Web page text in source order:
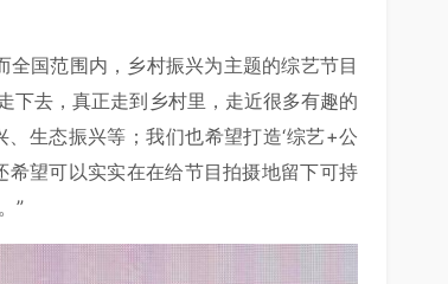
国范围内，乡村振兴为主题的综艺节目
下去，真正走到乡村里，走近很多有趣的
生态振兴等；我们也希望打造‘综艺+公
希望可以实实在在给节目拍摄地留下可持
”